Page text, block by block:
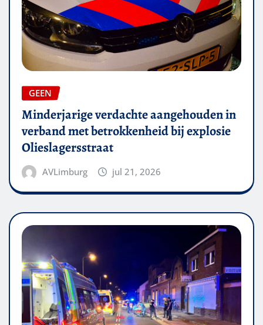
GEEN
Minderjarige verdachte aangehouden in
verband met betrokkenheid bij explosie
Olieslagersstraat
AVLimburg jul 21, 2026